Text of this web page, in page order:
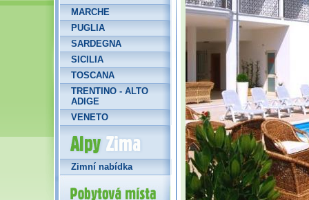
MARCHE
PUGLIA
SARDEGNA
SICILIA
TOSCANA
TRENTINO - ALTO
ADIGE
VENETO
Alpy Zima
Zimní nabídka